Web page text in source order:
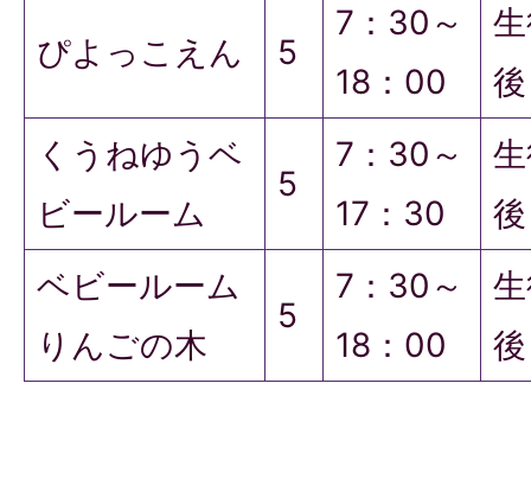
ぴよっこえん 5
7：30～
18：00
くうねゆうベ
ビールーム
5
7：30～
17：30
ベビールーム
りんごの木
5
7：30～
18：00